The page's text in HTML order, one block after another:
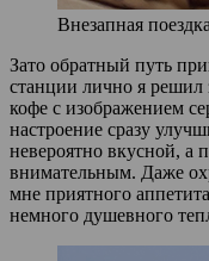
Внезапная
Зато обратный путь
станции лично я
кофе с изображением
настроение сразу
невероятно вкусной,
внимательным. Даже
мне приятного
немного душевного